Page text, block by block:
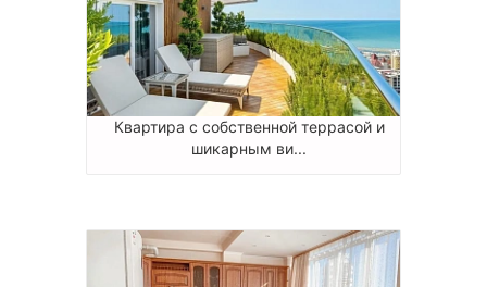
Квартира с собственной террасой и
шикарным ви...